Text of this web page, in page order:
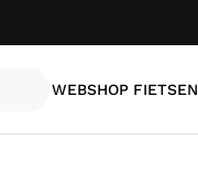
WEBSHOP FIETSEN